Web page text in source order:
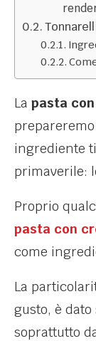
La pasta
ingrediente
primaverile:
Proprio
pasta con
come
La
gusto, è
soprattutto